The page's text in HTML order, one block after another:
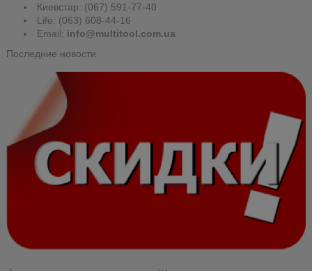
Киевстар: (067) 591-77-40
Life: (063) 608-44-16
Email: info@multitool.com.ua
Последние новости